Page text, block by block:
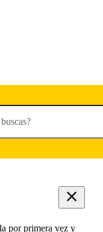
por primera vez y